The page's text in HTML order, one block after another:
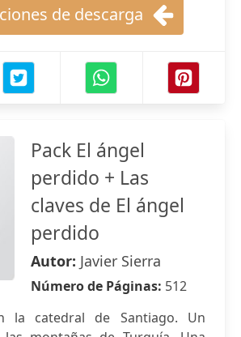
de descarga
Pack El ángel
perdido + Las
claves de El ángel
perdido
Autor: Javier Sierra
Número de Páginas: 512
la catedral de Santiago. Un